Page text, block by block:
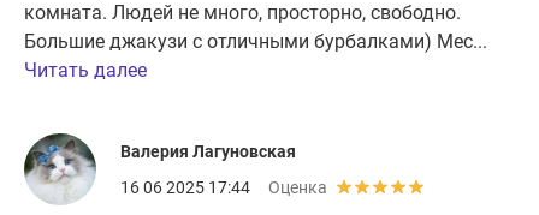
комната. Людей не много, просторно, свободно.
Большие джакузи с отличными бурбалками) Мес...
Читать далее
Валерия Лагуновская
16 06 2025 17:44
Оценка